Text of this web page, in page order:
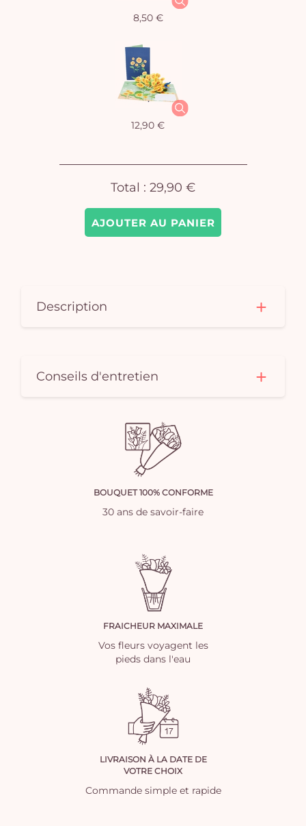
AJOUTER AU PANIER
8,50 €
12,90 €
Total : 29,90 €
Description
Conseils d'entretien
BOUQUET 100% CONFORME
30 ans de savoir-faire
FRAICHEUR MAXIMALE
Vos fleurs voyagent les
pieds dans l'eau
LIVRAISON À LA DATE DE
VOTRE CHOIX
Commande simple et rapide